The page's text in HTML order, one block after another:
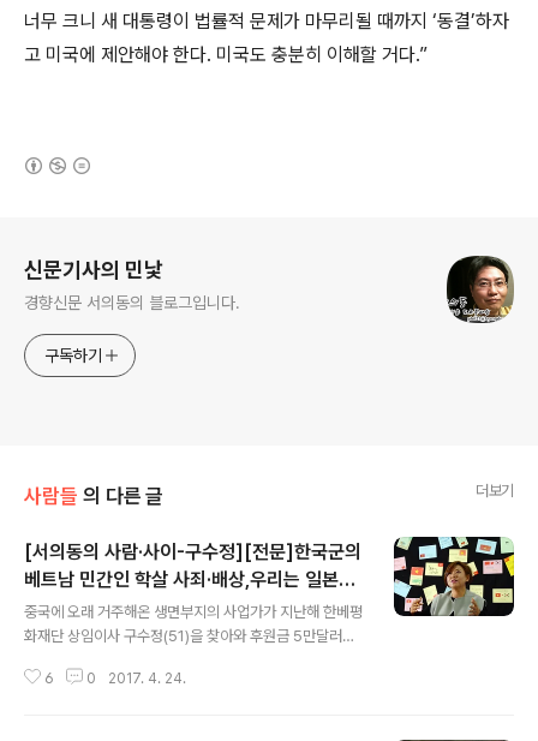
너무 크니 새 대통령이 법률적 문제가 마무리될 때까지 ‘동결’하자
고 미국에 제안해야 한다. 미국도 충분히 이해할 거다.”
신문기사의 민낯
경향신문 서의동의 블로그입니다.
구독하기
사람들 의 다른 글 더보기
[서의동의 사람·사이-구수정][전문]한국군의
베트남 민간인 학살 사죄·배상,우리는 일본처
럼 하면 안돼
중국에 오래 거주해온 생면부지의 사업가가 지난해 한베평
화재단 상임이사 구수정(51)을 찾아와 후원금 5만달러를
음 접하고 받은 충격이 커 뭐라도 하지 않으면 안됐던 모양
6 0 2017. 4. 24.